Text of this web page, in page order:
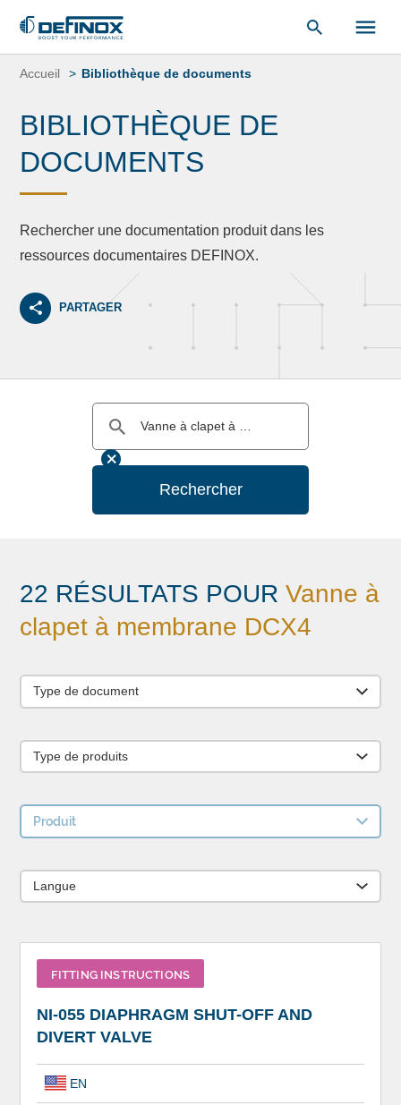
Aller
«Bibliothèque de documents
Accueil Bibliothèque de documents
BIBLIOTHÈQUE DE
DOCUMENTS
Rechercher une documentation produit dans les
ressources documentaires DEFINOX.
PARTAGER
Rechercher
22 RÉSULTATS POURVanne à
clapet à membrane DCX4
Type de document
Type de produits
Produit
Langue
FITTING INSTRUCTIONS
NI-055 DIAPHRAGM SHUT-OFF AND
DIVERT VALVE
EN